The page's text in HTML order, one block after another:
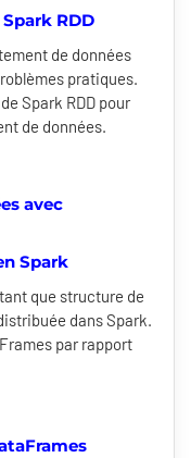
RDD
de données
pratiques.
Spark RDD pour
de données.
avec
Spark
que structure de
dans Spark.
par rapport